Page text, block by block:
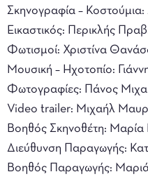
Σκηνογραφία –
Εικαστικός: Περικλής
Φωτισμοί: Χριστίνα
Μουσική – Ηχοτοπίο:
Φωτογραφίες: Πάνος
Video trailer: Μιχαήλ
Βοηθός Σκηνοθέτη: Μαρία
Διεύθυνση Παραγωγής:
Βοηθός Παραγωγής: